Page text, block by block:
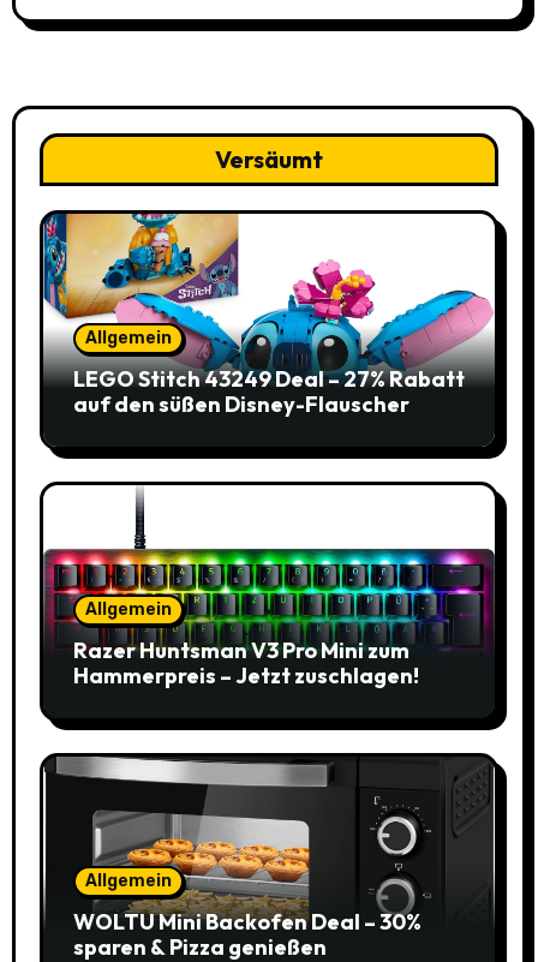
Versäumt
Allgemein
LEGO Stitch 43249 Deal – 27% Rabatt
auf den süßen Disney-Flauscher
Allgemein
Razer Huntsman V3 Pro Mini zum
Hammerpreis – Jetzt zuschlagen!
Allgemein
WOLTU Mini Backofen Deal – 30%
sparen & Pizza genießen